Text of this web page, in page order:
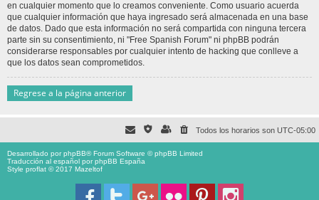
en cualquier momento que lo creamos conveniente. Como usuario acuerda
que cualquier información que haya ingresado será almacenada en una base
de datos. Dado que esta información no será compartida con ninguna tercera
parte sin su consentimiento, ni "Free Spanish Forum" ni phpBB podrán
considerarse responsables por cualquier intento de hacking que conlleve a
que los datos sean comprometidos.
Regrese a la página anterior
Todos los horarios son UTC-05:00
Desarrollado porphpBB® Forum Software © phpBB Limited
Traducción al español porphpBB España
Style proflat © 2017 Mazeltof